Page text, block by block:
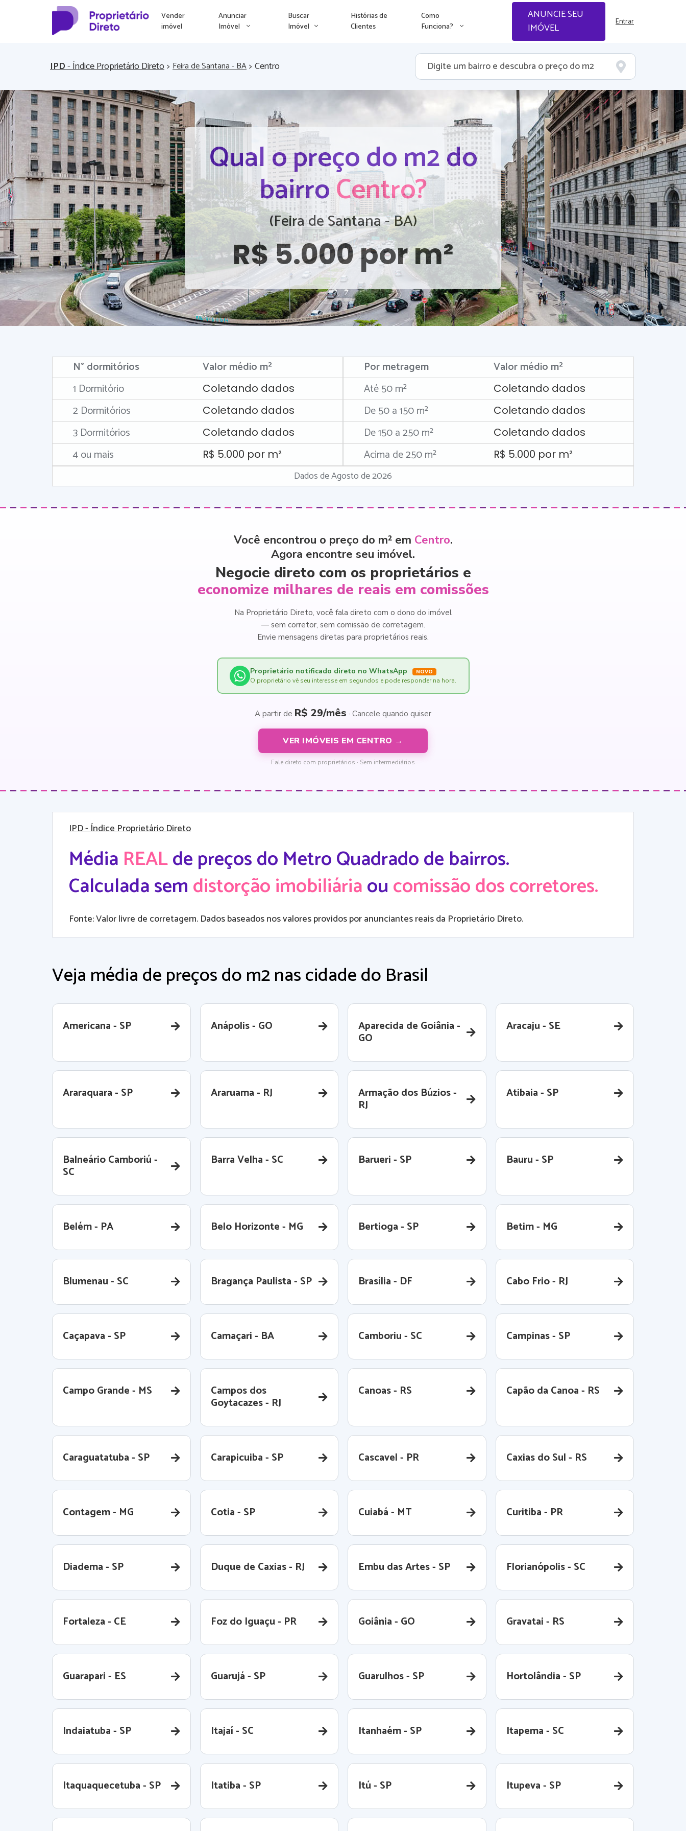
Vender
imóvel
Anunciar
Imóvel
Buscar
Imóvel
Histórias de
Clientes
Como
Funciona?
ANUNCIE SEU
IMÓVEL
Entrar
IPD- Índice Proprietário Direto> Feira de Santana - BA> Centro
Qual o preço do m2 do
bairroCentro?
(Feira de Santana - BA)
R$ 5.000 por m²
N° dormitórios
Valor médio m²
1 Dormitório
Coletando dados
2 Dormitórios Coletando dados
3 Dormitórios Coletando dados
4 ou mais R$ 5.000 por m²
Por metragem
Valor médio m²
Até 50 m²
Coletando dados
De 50 a 150 m² Coletando dados
De 150 a 250 m² Coletando dados
Acima de 250 m² R$ 5.000 por m²
Dados de Agosto de 2026
Você encontrou o preço do m² em Centro.
Agora encontre seu imóvel.
Negocie direto com os proprietários e
economize milhares de reais em comissões
Na Proprietário Direto, você fala direto com o dono do imóvel
— sem corretor, sem comissão de corretagem.
Envie mensagens diretas para proprietários reais.
Proprietário notificado direto no WhatsApp NOVO
O proprietário vê seu interesse em segundos e pode responder na hora.
A partir de R$ 29/mês · Cancele quando quiser
VER IMÓVEIS EM CENTRO →
Fale direto com proprietários · Sem intermediários
IPD- Índice Proprietário Direto
Média REALde preços do Metro Quadrado de bairros.
Calculada semdistorção imobiliáriaoucomissão dos corretores.
Fonte: Valor livre de corretagem. Dados baseados nos valores providos por anunciantes reais da Proprietário Direto.
Veja média de preços do m2 nas cidade do Brasil
Americana - SP Anápolis - GO Aparecida de Goiânia -
GO
Aracaju - SE
Araraquara - SP Araruama - RJ Armação dos Búzios -
RJ
Atibaia - SP
Balneário Camboriú -
SC
Barra Velha - SC Barueri - SP Bauru - SP
Belém - PA Belo Horizonte - MG Bertioga - SP Betim - MG
Blumenau - SC Bragança Paulista - SP Brasília - DF Cabo Frio - RJ
Caçapava - SP Camaçari - BA Camboriu - SC Campinas - SP
Campo Grande - MS Campos dos
Goytacazes - RJ
Canoas - RS Capão da Canoa - RS
Caraguatatuba - SP Carapicuiba - SP Cascavel - PR Caxias do Sul - RS
Contagem - MG Cotia - SP Cuiabá - MT Curitiba - PR
Diadema - SP Duque de Caxias - RJ Embu das Artes - SP Florianópolis - SC
Fortaleza - CE Foz do Iguaçu - PR Goiânia - GO Gravatai - RS
Guarapari - ES Guarujá - SP Guarulhos - SP Hortolândia - SP
Indaiatuba - SP Itajaí - SC Itanhaém - SP Itapema - SC
Itaquaquecetuba - SP Itatiba - SP Itú - SP Itupeva - SP